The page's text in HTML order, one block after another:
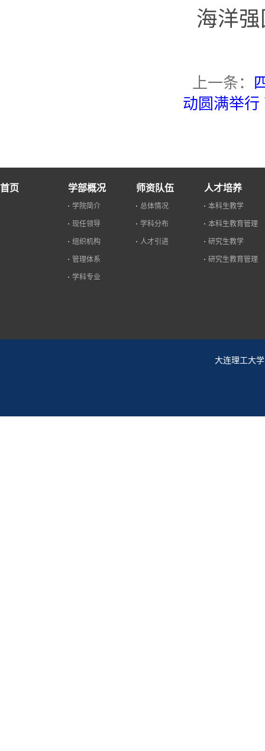
海洋
上一条：
动圆满举行
首页 学部概况
学院简介
现任领导
组织机构
管理体系
学科专业
师资队伍
总体情况
学科分布
人才引进
人才培养
本科生教学
本科生教育管理
研究生教学
研究生教育管理
大连理工大